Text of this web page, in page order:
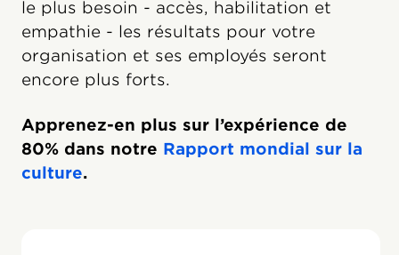
le plus besoin - accès, habilitation et
empathie - les résultats pour votre
organisation et ses employés seront
encore plus forts.
Apprenez-en plus sur l’expérience de
80% dans notre Rapport mondial sur la
culture.